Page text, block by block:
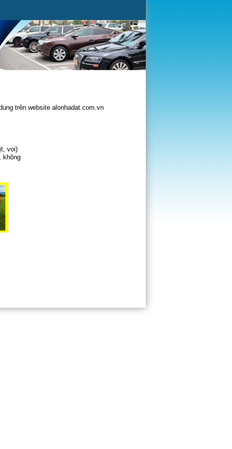
trên website alonhadat.com.vn
voi)
không